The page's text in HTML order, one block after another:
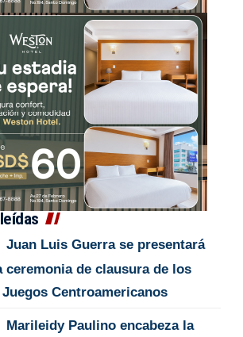
Juan Luis Guerra se presentará
ceremonia de clausura de los
Juegos Centroamericanos
Marileidy Paulino encabeza la